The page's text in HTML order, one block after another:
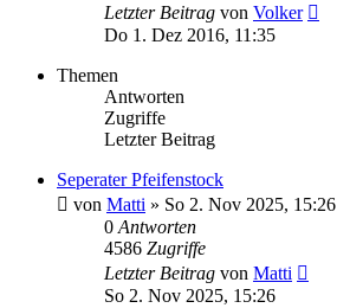
Letzter Beitrag von Volker
Do 1. Dez 2016, 11:35
Themen
Antworten
Zugriffe
Letzter Beitrag
Seperater Pfeifenstock
von Matti » So 2. Nov 2025, 15:26
0Antworten
4586 Zugriffe
Letzter Beitrag von Matti
So 2. Nov 2025, 15:26